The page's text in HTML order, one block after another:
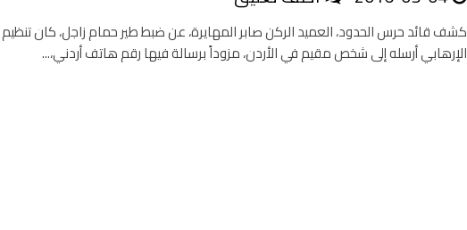
كشف قائد حرس الحدود، العميد الركن صابر المهايرة، عن ضبط طير حمام زاجل، كان
الإرهابي أرسله إلى شخص مقيم في الأردن، مزوداً برسالة فيها رقم هاتف أردني،...